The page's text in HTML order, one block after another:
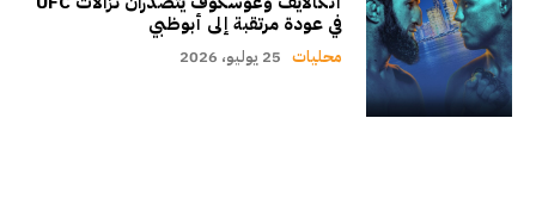
في عودة مرتقبة إلى أبوظبي
محليات 25 يوليو، 2026